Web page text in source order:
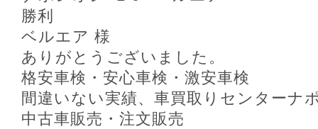
勝利
ベルエア 様
ありがとうございました。
格安車検・安心車検・激安車検
間違いない実績、車買取りセンターナ
中古車販売・注文販売